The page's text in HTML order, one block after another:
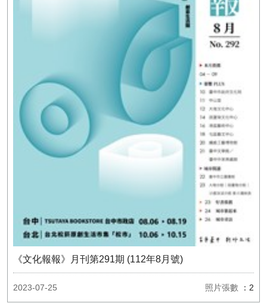
《文化報報》月刊第291期 (112年8月號)
2023-07-25 照片張數 ：2